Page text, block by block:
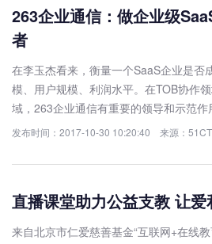
263企业通信：做企业级
者
在李玉杰看来，衡量一个SaaS企业是否
模、用户规模、利润水平。在TOB协作
域，263企业通信有重要的领导和示范作
发布时间：2017-10-30 10:20:40 来源：
直播课堂助力公益支教 让
来自北京市仁爱慈善基金“互联网+在线